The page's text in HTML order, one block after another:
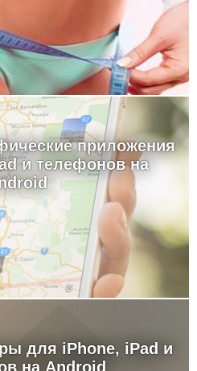
приложения
и телефонов на
для iPhone, iPad и
на Android